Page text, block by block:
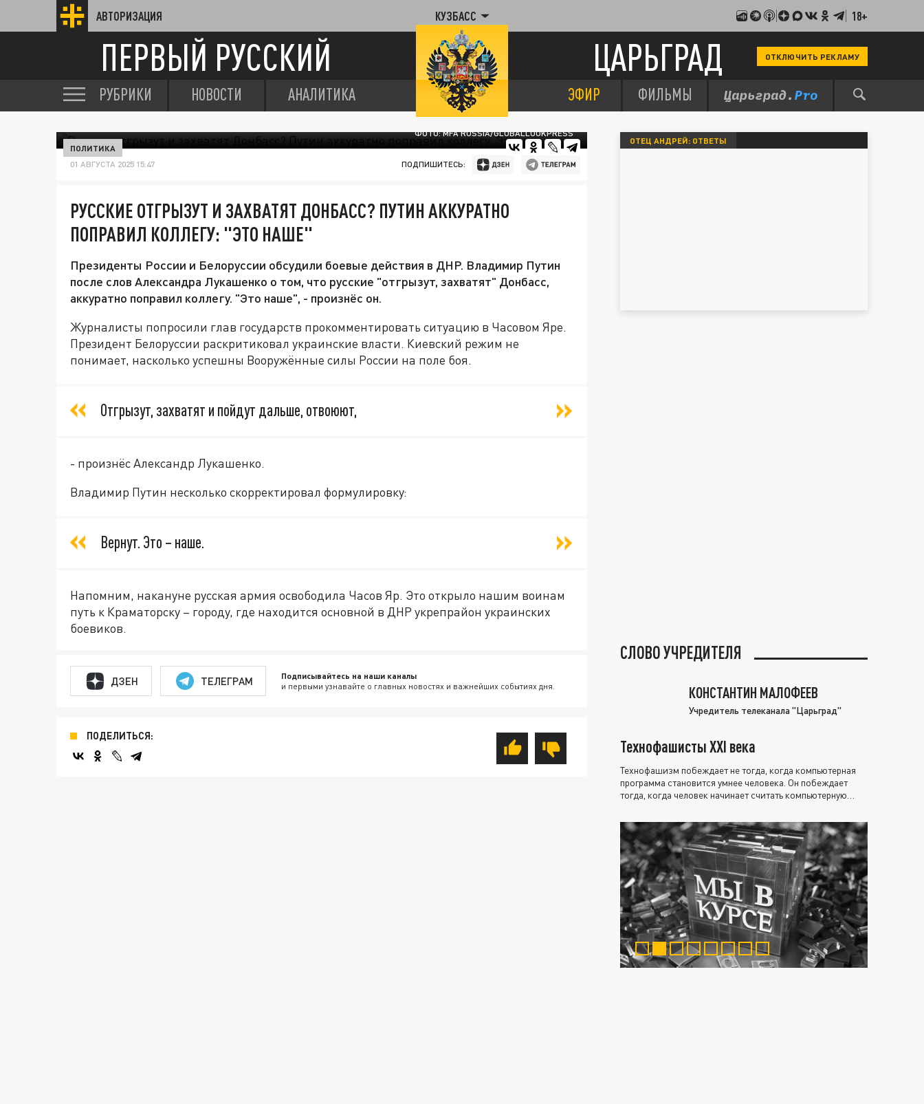
АВТОРИЗАЦИЯ КУЗБАСС 18+
ПЕРВЫЙ РУССКИЙ ЦАРЬГРАД ОТКЛЮЧИТЬ РЕКЛАМУ
РУБРИКИ НОВОСТИ АНАЛИТИКА ЭФИР ФИЛЬМЫ
ФОТО: MFA RUSSIA/GLOBALLOOKPRESS
ПОЛИТИКА
01 АВГУСТА 2025 15:47 ПОДПИШИТЕСЬ:
РУССКИЕ ОТГРЫЗУТ И ЗАХВАТЯТ ДОНБАСС? ПУТИН АККУРАТНО
ПОПРАВИЛ КОЛЛЕГУ: "ЭТО НАШЕ"
Президенты России и Белоруссии обсудили боевые действия в ДНР. Владимир Путин
после слов Александра Лукашенко о том, что русские "отгрызут, захватят" Донбасс,
аккуратно поправил коллегу. "Это наше", - произнёс он.
Журналисты попросили глав государств прокомментировать ситуацию в Часовом Яре.
Президент Белоруссии раскритиковал украинские власти. Киевский режим не
понимает, насколько успешны Вооружённые силы России на поле боя.
Отгрызут, захватят и пойдут дальше, отвоюют,
- произнёс Александр Лукашенко.
Владимир Путин несколько скорректировал формулировку:
Вернут. Это – наше.
Напомним, накануне русская армия освободила Часов Яр. Это открыло нашим воинам
путь к Краматорску – городу, где находится основной в ДНР укрепрайон украинских
боевиков.
ДЗЕН ТЕЛЕГРАМ Подписывайтесь на наши каналы
и первыми узнавайте о главных новостях и важнейших событиях дня.
ПОДЕЛИТЬСЯ:
ОТЕЦ АНДРЕЙ: ОТВЕТЫ
СЛОВО УЧРЕДИТЕЛЯ
КОНСТАНТИН МАЛОФЕЕВ
Учредитель телеканала "Царьград"
Технофашисты XXI века
Технофашизм побеждает не тогда, когда компьютерная
программа становится умнее человека. Он побеждает
тогда, когда человек начинает считать компьютерную